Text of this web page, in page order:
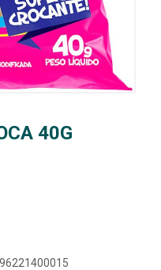
40G